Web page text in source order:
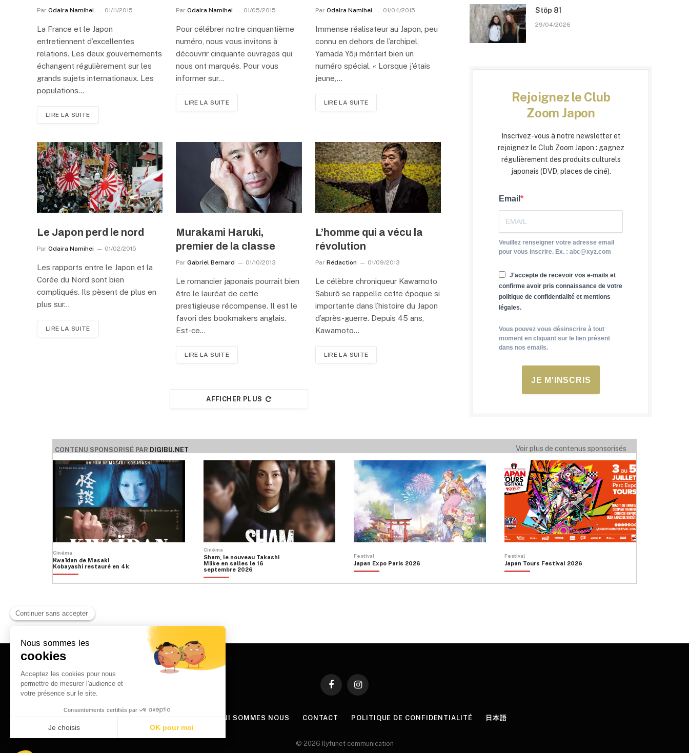
Par Odaira Namihei 01/11/2015
La France et le Japon
entretiennent d’excellentes
relations. Les deux gouvernements
échangent régulièrement sur les
grands sujets internationaux. Les
populations…
LIRE LA SUITE
Par Odaira Namihei 01/05/2015
Pour célébrer notre cinquantième
numéro, nous vous invitons à
découvrir cinquante ouvrages qui
nous ont marqués. Pour vous
informer sur…
LIRE LA SUITE
Par Odaira Namihei 01/04/2015
Immense réalisateur au Japon, peu
connu en dehors de l’archipel,
Yamada Yôji méritait bien un
numéro spécial. « Lorsque j’étais
jeune,…
LIRE LA SUITE
Le Japon perd le nord
Par Odaira Namihei 01/02/2015
Les rapports entre le Japon et la
Corée du Nord sont bien
compliqués. Ils pèsent de plus en
plus sur…
LIRE LA SUITE
Murakami Haruki,
premier de la classe
Par Gabriel Bernard 01/10/2013
Le romancier japonais pourrait bien
être le lauréat de cette
prestigieuse récompense. Il est le
favori des bookmakers anglais.
Est-ce…
LIRE LA SUITE
L’homme qui a vécu la
révolution
Par Rédaction 01/09/2013
Le célèbre chroniqueur Kawamoto
Saburô se rappelle cette époque si
importante dans l’histoire du Japon
d’après-guerre. Depuis 45 ans,
Kawamoto…
LIRE LA SUITE
AFFICHER PLUS
Stōp 81
29/04/2026
Rejoignez le Club
Zoom Japon
Inscrivez-vous à notre newsletter et
rejoignez le Club Zoom Japon : gagnez
régulièrement des produits culturels
japonais (DVD, places de ciné).
Email
Veuillez renseigner votre adresse email
pour vous inscrire. Ex. : abc@xyz.com
J'accepte de recevoir vos e-mails et
confirme avoir pris connaissance de votre
politique de confidentialité et mentions
légales.
Vous pouvez vous désinscrire à tout
moment en cliquant sur le lien présent
dans nos emails.
JE M'INSCRIS
CONTENU SPONSORISÉ PAR DIGIBU.NET Voir plus de contenus sponsorisés
Cinéma
Kwaïdan de Masaki
Kobayashi restauré en 4k
Cinéma
Sham, le nouveau Takashi
Miike en salles le 16
septembre 2026
Festival
Japan Expo Paris 2026
Festival
Japan Tours Festival 2026
FacebookInstagram
QUI SOMMES NOUS CONTACT POLITIQUE DE CONFIDENTIALITÉ 日本語
© 2026 Ilyfunet communication